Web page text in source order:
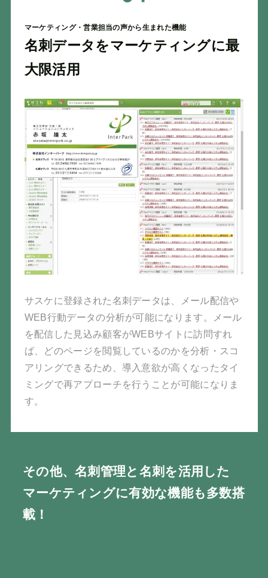
マーケティング・営業担当の声から生まれた機能
名刺データをマーケティングに最
大限活用
サスケに登録された名刺データは、メール配信や
WEB行動データの分析が可能になります。メール
を配信した見込み顧客がWEBサイトに訪問すれ
ば、どのページを閲覧しているのかを分析・スコ
アリングできるため、導入意欲が高くなったタイ
ミングで再アプローチを行うことが可能になりま
す。
その他、名刺管理と名刺を活用した
マーケティングに有効な機能も多数搭
載！